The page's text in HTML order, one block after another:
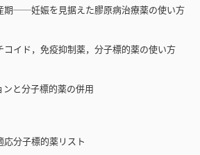
期──妊娠を見据えた膠原病治療薬の使い方
イド，免疫抑制薬，分子標的薬の使い方
と分子標的薬の併用
分子標的薬リスト